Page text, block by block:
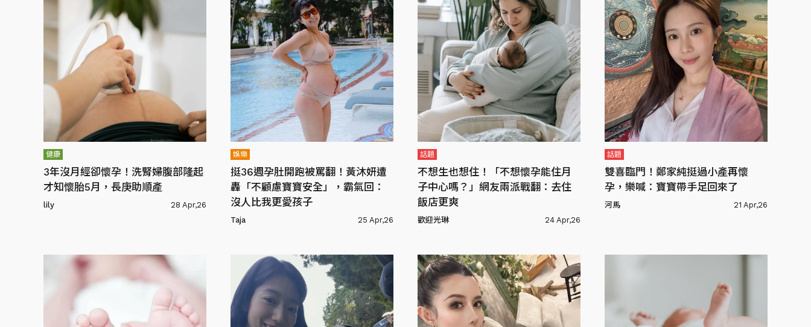
健康
3年沒月經卻懷孕！洗腎婦腹部隆起
才知懷胎5月，長庚助順產
lily 28 Apr,26
娛樂
挺36週孕肚開跑被罵翻！黃沐妍遭
轟「不顧慮寶寶安全」，霸氣回：
沒人比我更愛孩子
Taja 25 Apr,26
話題
不想生也想住！「不想懷孕能住月
子中心嗎？」網友兩派戰翻：去住
飯店更爽
歡迎光琳 24 Apr,26
話題
雙喜臨門！鄭家純挺過小產再懷
孕，樂喊：寶寶帶手足回來了
河馬 21 Apr,26